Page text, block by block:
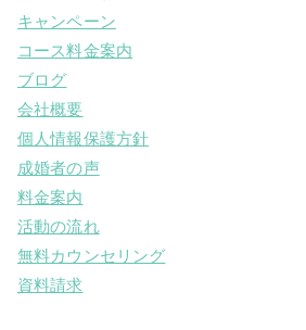
キャンペーン
コース料金案内
ブログ
会社概要
個人情報保護方針
成婚者の声
料金案内
活動の流れ
無料カウンセリング
資料請求